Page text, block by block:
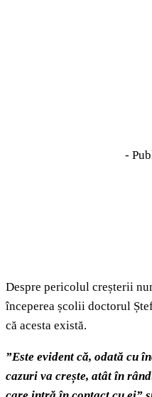
-
Despre pericolul creșterii
începerea școlii doctorul
că acesta există.
”Este evident că, odată cu
cazuri va crește, atât în